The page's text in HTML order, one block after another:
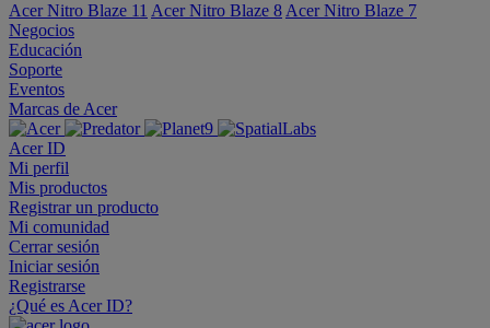
Acer Nitro Blaze 11 Acer Nitro Blaze 8 Acer Nitro Blaze 7
Negocios
Educación
Soporte
Eventos
Marcas de Acer
Acer ID
Mi perfil
Mis productos
Registrar un producto
Mi comunidad
Cerrar sesión
Iniciar sesión
Registrarse
¿Qué es Acer ID?